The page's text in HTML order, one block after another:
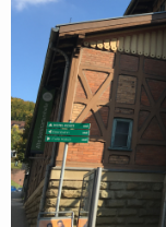
Kontakt